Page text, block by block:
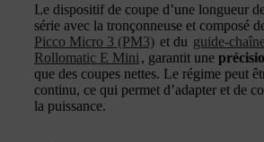
Le dispositif de coupe d’une longueur
série avec la tronçonneuse et composé
Picco Micro 3 (PM3) et du guide-
Rollomatic E Mini , garantit une
que des coupes nettes. Le régime peut
continu, ce qui permet d’adapter et de
la puissance.